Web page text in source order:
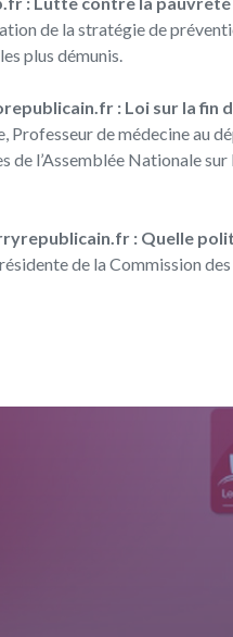
de la stratégie de
plus démunis.
: Loi sur la fin
Professeur de médecine
de l’Assemblée Nationale
: Quelle
de la Commission